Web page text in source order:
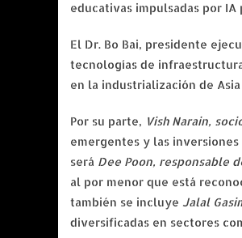
educativas impulsadas por
El Dr. Bo Bai, presidente
tecnologías de
en la industrialización de
Por su parte, Vish Narain,
emergentes y las
será Dee Poon, responsable
al por menor que está
también se incluye Jalal
diversificadas en sectores